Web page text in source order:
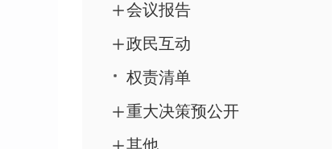
会议报告
政民互动
权责清单
重大决策预公开
其他